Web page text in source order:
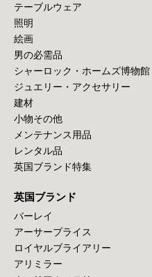
テーブルウェア
照明
絵画
男の必需品
シャーロック・ホームズ博物
ジュエリー・アクセサリー
建材
小物その他
メンテナンス用品
レンタル品
英国ブランド特集
英国ブランド
バーレイ
アーサープライス
ロイヤルブライアリー
アリミラー